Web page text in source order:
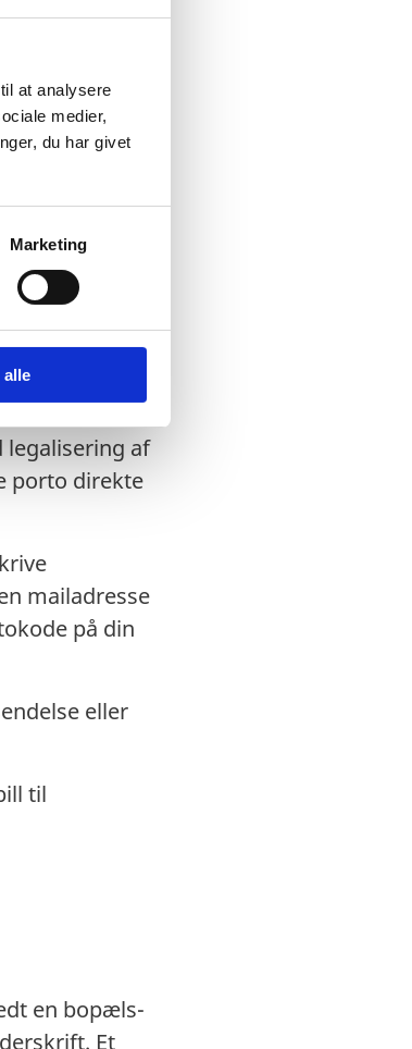
at analysere
medier,
du har givet
Marketing
alle
og
eller kurer.
samme eller
vi
i
legalisering af
porto direkte
mailadresse
på din
eller
til
en bopæls-
Et